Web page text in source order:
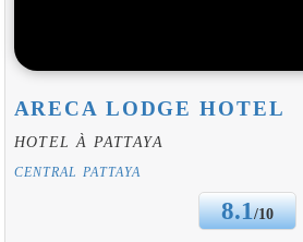
ARECA LODGE HOTEL
HOTEL À PATTAYA
CENTRAL PATTAYA
8.1/10